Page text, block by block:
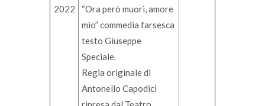
2022
“Ora però muori, amore
mio” commedia farsesca
testo Giuseppe
Speciale.
Regia originale di
Antonello Capodici